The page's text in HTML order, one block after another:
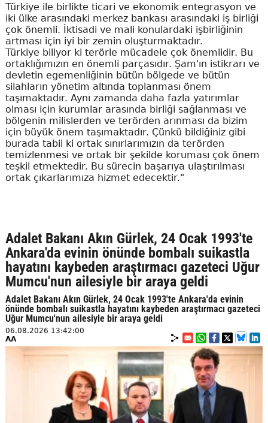
Türkiye ile birlikte ticari ve ekonomik entegrasyon ve
iki ülke arasındaki merkez bankası arasındaki iş birliği
çok önemli. İktisadi ve mali konulardaki işbirliğinin
artması için iyi bir zemin oluşturmaktadır.
Türkiye biliyor ki terörle mücadele çok önemlidir. Bu
ortaklığımızın en önemli parçasıdır. Şam'ın istikrarı ve
devletin egemenliğinin bütün bölgede ve bütün
silahların yönetim altında toplanması önem
taşımaktadır. Aynı zamanda daha fazla yatırımlar
olması için kurumlar arasında birliği sağlanması ve
bölgenin milislerden ve terörden arınması da bizim
için büyük önem taşımaktadır. Çünkü bildiğiniz gibi
burada tabii ki ortak sınırlarımızın da terörden
temizlenmesi ve ortak bir şekilde koruması çok önem
teşkil etmektedir. Bu sürecin başarıya ulaştırılması
ortak çıkarlarımıza hizmet edecektir."
Adalet Bakanı Akın Gürlek, 24 Ocak 1993'te
Ankara'da evinin önünde bombalı suikastla
hayatını kaybeden araştırmacı gazeteci Uğur
Mumcu'nun ailesiyle bir araya geldi
Adalet Bakanı Akın Gürlek, 24 Ocak 1993'te Ankara'da evinin
önünde bombalı suikastla hayatını kaybeden araştırmacı gazeteci
Uğur Mumcu'nun ailesiyle bir araya geldi
06.08.2026 13:42:00
AA